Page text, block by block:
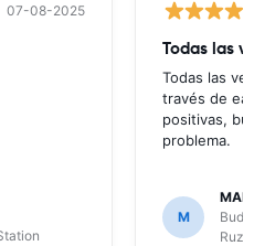
07-08-2025
Todas las
Todas las
través de
positivas,
problema.
M